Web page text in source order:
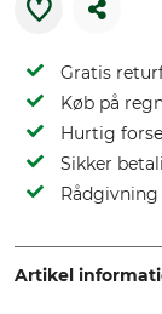
Gratis
Køb på
Hurtig
Sikker
Artikel